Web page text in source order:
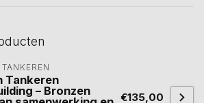
Tankeren
– Bronzen
€135,00